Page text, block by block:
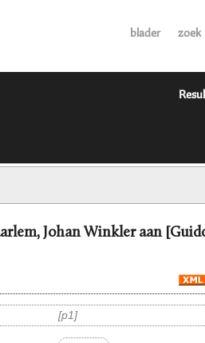
blader zoek
Johan Winkler aan
p1